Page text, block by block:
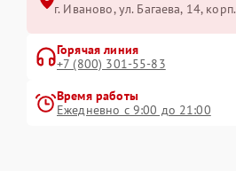
г. Иваново, ул. Багаева, 14,
Горячая линия
+7 (800) 301-55-83
Время работы
Ежедневно с 9:00 до 21:00